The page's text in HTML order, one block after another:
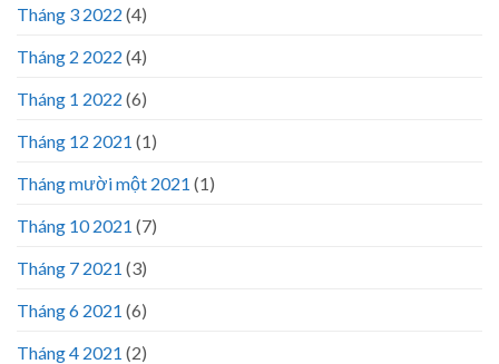
Tháng 3 2022 (4)
Tháng 2 2022 (4)
Tháng 1 2022 (6)
Tháng 12 2021 (1)
Tháng mười một 2021 (1)
Tháng 10 2021 (7)
Tháng 7 2021 (3)
Tháng 6 2021 (6)
Tháng 4 2021 (2)